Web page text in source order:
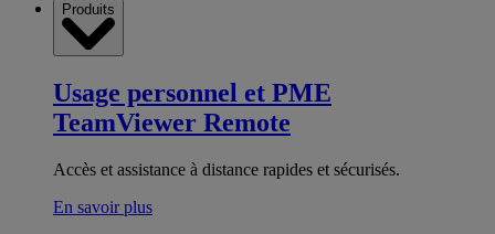
Produits
Usage personnel et PME
TeamViewer Remote
Accès et assistance à distance rapides et sécurisés.
En savoir plus